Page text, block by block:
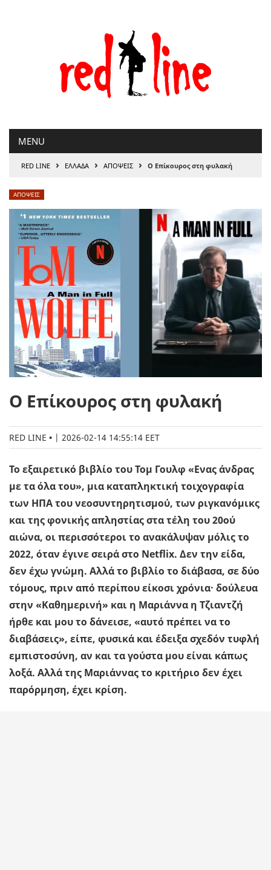
MENU
RED LINE › ΕΛΛΑΔΑ › ΑΠΟΨΕΙΣ › Ο Επίκουρος στη φυλακή
ΑΠΟΨΕΙΣ
Ο Επίκουρος στη φυλακή
RED LINE | 2026-02-14 14:55:14 EET
Το εξαιρετικό βιβλίο του Τομ Γουλφ «Ενας άνδρας
με τα όλα του», μια καταπληκτική τοιχογραφία
των ΗΠΑ του νεοσυντηρητισμού, των ριγκανόμικς
και της φονικής απληστίας στα τέλη του 20ού
αιώνα, οι περισσότεροι το ανακάλυψαν μόλις το
2022, όταν έγινε σειρά στο Netflix. Δεν την είδα,
δεν έχω γνώμη. Αλλά το βιβλίο το διάβασα, σε δύο
τόμους, πριν από περίπου είκοσι χρόνια· δούλευα
στην «Καθημερινή» και η Μαριάννα η Τζιαντζή
ήρθε και μου το δάνεισε, «αυτό πρέπει να το
διαβάσεις», είπε, φυσικά και έδειξα σχεδόν τυφλή
εμπιστοσύνη, αν και τα γούστα μου είναι κάπως
λοξά. Αλλά της Μαριάννας το κριτήριο δεν έχει
παρόρμηση, έχει κρίση.